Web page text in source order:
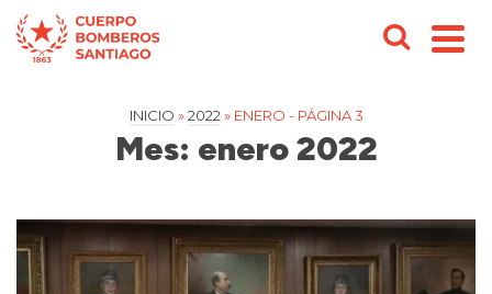
INICIO » 2022 » ENERO - PÁGINA 3
Mes: enero 2022